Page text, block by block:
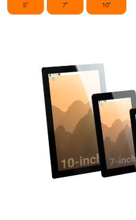
5" 7" 10"